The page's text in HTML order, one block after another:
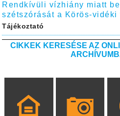
Rendkívüli vízhiány miatt
szétszórását a Körös-vidéki
Tájékoztató
CIKKEK KERESÉSE AZ